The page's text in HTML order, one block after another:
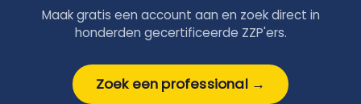
Maak gratis een account aan en zoek direct in
honderden gecertificeerde ZZP'ers.
Zoek een professional →